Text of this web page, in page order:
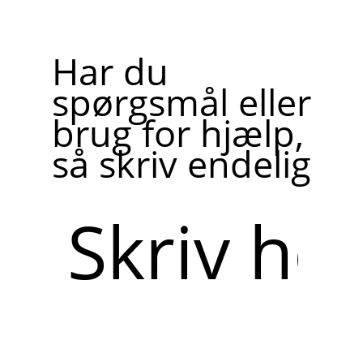
Har du
spørgsmål eller
brug for hjælp,
så skriv endelig
her